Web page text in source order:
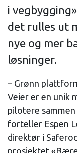
i
det rulles ut
nye og mer
løsninger.
– Grønn
Veier er en unik
pilotere
forteller Espen
direktør i
prosjektet